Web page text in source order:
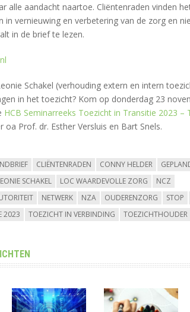
alle aandacht naartoe. Cliëntenraden vinden
in vernieuwing en verbetering van de zorg en
in de brief te lezen.
Schakel (verhouding extern en intern
in het toezicht? Kom op donderdag 23
HCB Seminarreeks Toezicht in Transitie 2023 –
oa Prof. dr. Esther Versluis en Bart Snels.
CLIËNTENRADEN CONNY HELDER
SCHAKEL LOC WAARDEVOLLE ZORG
NCZ
NETWERK NZA OUDERENZORG STOP
2023
TOEZICHT IN VERBINDING TOEZICHTHOUDER